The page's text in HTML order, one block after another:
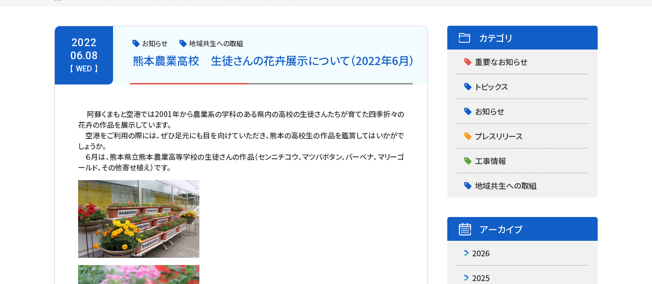
2022
06.08
【 WED 】
お知らせ 地域共生への取組
熊本農業高校 生徒さんの花卉展示について（2022年6月）
阿蘇くまもと空港では2001年から農業系の学科のある県内の高校の生徒さんたちが育てた四季折々の
花卉の作品を展示しています。
空港をご利用の際には、ぜひ足元にも目を向けていただき、熊本の高校生の作品を鑑賞してはいかがで
しょうか。
６月は、熊本県立熊本農業高等学校の生徒さんの作品（センニチコウ、マツバボタン、バーベナ、マリーゴ
ールド、その他寄せ植え）です。
カテゴリ
重要なお知らせ
トピックス
お知らせ
プレスリリース
工事情報
地域共生への取組
アーカイブ
2026
2025